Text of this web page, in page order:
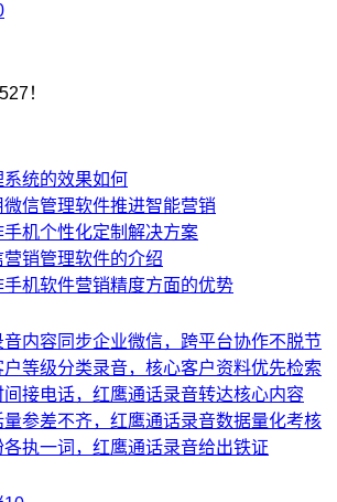
！
系统的效果如何
信管理软件推进智能营销
手机个性化定制解决方案
销管理软件的介绍
手机软件营销精度方面的优势
音内容同步企业微信，跨平台协作不脱节
等级分类录音，核心客户资料优先检索
间接电话，红鹰通话录音转达核心内容
量参差不齐，红鹰通话录音数据量化考核
执一词，红鹰通话录音给出铁证